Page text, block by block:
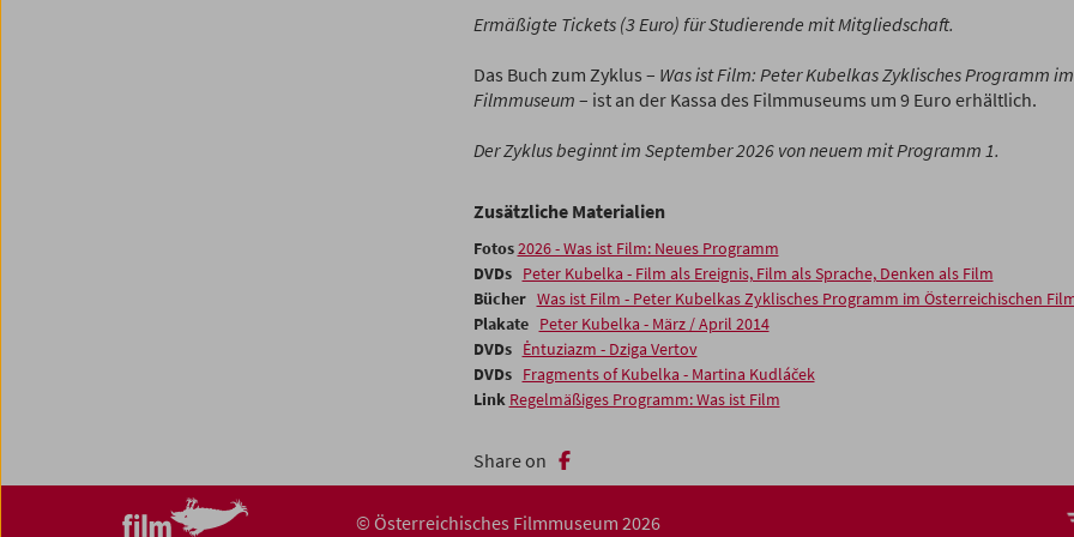
Ermäßigte Tickets (3 Euro) für Studierende mit Mitgliedschaft.
Das Buch zum Zyklus – Was ist Film: Peter Kubelkas Zyklisches Programm
Filmmuseum – ist an der Kassa des Filmmuseums um 9 Euro erhältlich.
Der Zyklus beginnt im September 2026 von neuem mit Programm 1.
Zusätzliche Materialien
Fotos2026 - Was ist Film: Neues Programm
DVDs Peter Kubelka - Film als Ereignis, Film als Sprache, Denken als Film
Bücher Was ist Film - Peter Kubelkas Zyklisches Programm im Österreichischen
Plakate Peter Kubelka - März / April 2014
DVDs Ėntuziazm - Dziga Vertov
DVDs Fragments of Kubelka - Martina Kudláček
Link Regelmäßiges Programm: Was ist Film
Share on
© Österreichisches Filmmuseum 2026